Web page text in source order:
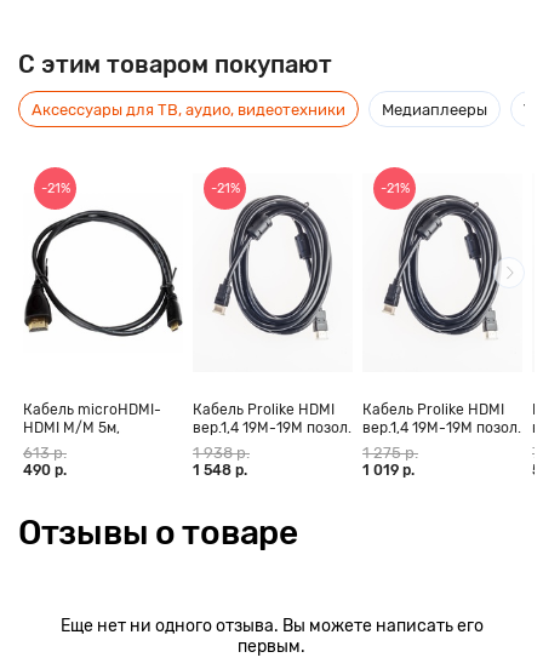
C этим товаром покупают
Аксессуары для ТВ, аудио, видеотехники Медиаплееры
-21%
Кабель microHDMI-
HDMI M/M 5м,
позолоченные
контакты Blister box
613 р.
490 р.
-21%
Кабель Prolike HDMI
вер.1,4 19М-19М позол.
конт., ферритовые
кольца, 30 м
1 938 р.
1 548 р.
-21%
Кабель Prolike HDMI
вер.1,4 19М-19М позол.
конт., ферритовые
кольца, 20 м
1 275 р.
1 019 р.
Отзывы о товаре
Еще нет ни одного отзыва. Вы можете написать его
первым.